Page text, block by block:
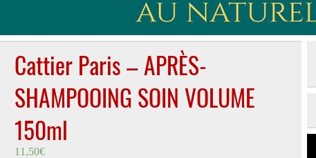
Cattier Paris – APRÈS-
SHAMPOOING SOIN VOLUME
150ml
11,50€